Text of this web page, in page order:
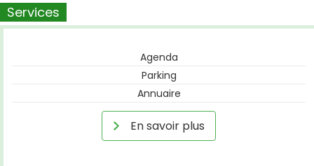
Services
Agenda
Parking
Annuaire
En savoir plus